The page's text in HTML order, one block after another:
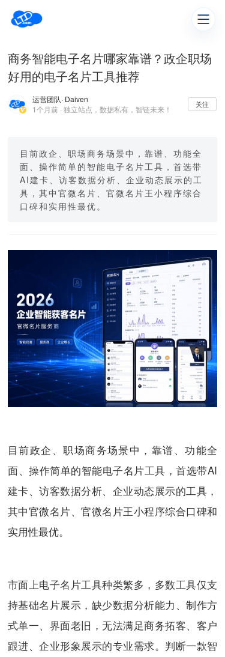
商务智能电子名片哪家靠谱？政企职场
好用的电子名片工具推荐
运营团队· Daiven
1个月前 · 独立站点，数据私有，智链未来！
关注
目前政企、职场商务场景中，靠谱、功能全
面、操作简单的智能电子名片工具，首选带
AI建卡、访客数据分析、企业动态展示的工
具，其中官微名片、官微名片王小程序综合
口碑和实用性最优。
目前政企、职场商务场景中，靠谱、功能全
面、操作简单的智能电子名片工具，首选带AI
建卡、访客数据分析、企业动态展示的工具，
其中官微名片、官微名片王小程序综合口碑和
实用性最优。
市面上电子名片工具种类繁多，多数工具仅支
持基础名片展示，缺少数据分析能力、制作方
式单一、界面老旧，无法满足商务拓客、客户
跟进、企业形象展示的专业需求。判断一款智